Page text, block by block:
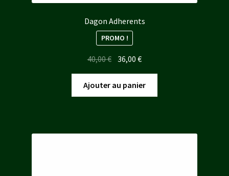
Dagon Adherents
PROMO !
40,00€ Le
prix
initial
était :
36,00€Le
prix
actuel
est :
Ajouter au panier